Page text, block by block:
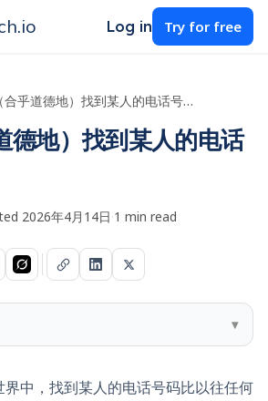
Log in Try for free
如何（合乎道德地）找到某人的电话号码？
德地）找到某人的电话
2026年4月14日·1 min read
▾
中，找到某人的电话号码比以往任何